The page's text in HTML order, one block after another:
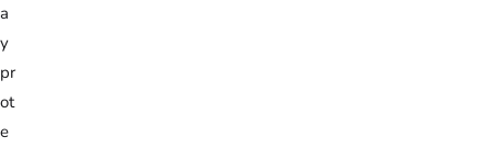
a
y
pr
ot
e